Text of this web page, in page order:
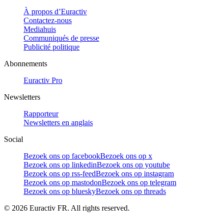
À propos d’Euractiv
Contactez-nous
Mediahuis
Communiqués de presse
Publicité politique
Abonnements
Euractiv Pro
Newsletters
Rapporteur
Newsletters en anglais
Social
Bezoek ons op facebookBezoek ons op x
Bezoek ons op linkedinBezoek ons op youtube
Bezoek ons op rss-feedBezoek ons op instagram
Bezoek ons op mastodonBezoek ons op telegram
Bezoek ons op blueskyBezoek ons op threads
© 2026 Euractiv FR. All rights reserved.